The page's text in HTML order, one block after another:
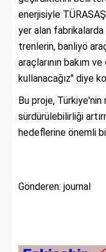
enerjisiyle
yer alan
trenlerin, banliyö
araçlarının bakım
kullanacağız" diye
Bu proje,
sürdürülebilirliği
hedeflerine önemli
Gönderen: journal